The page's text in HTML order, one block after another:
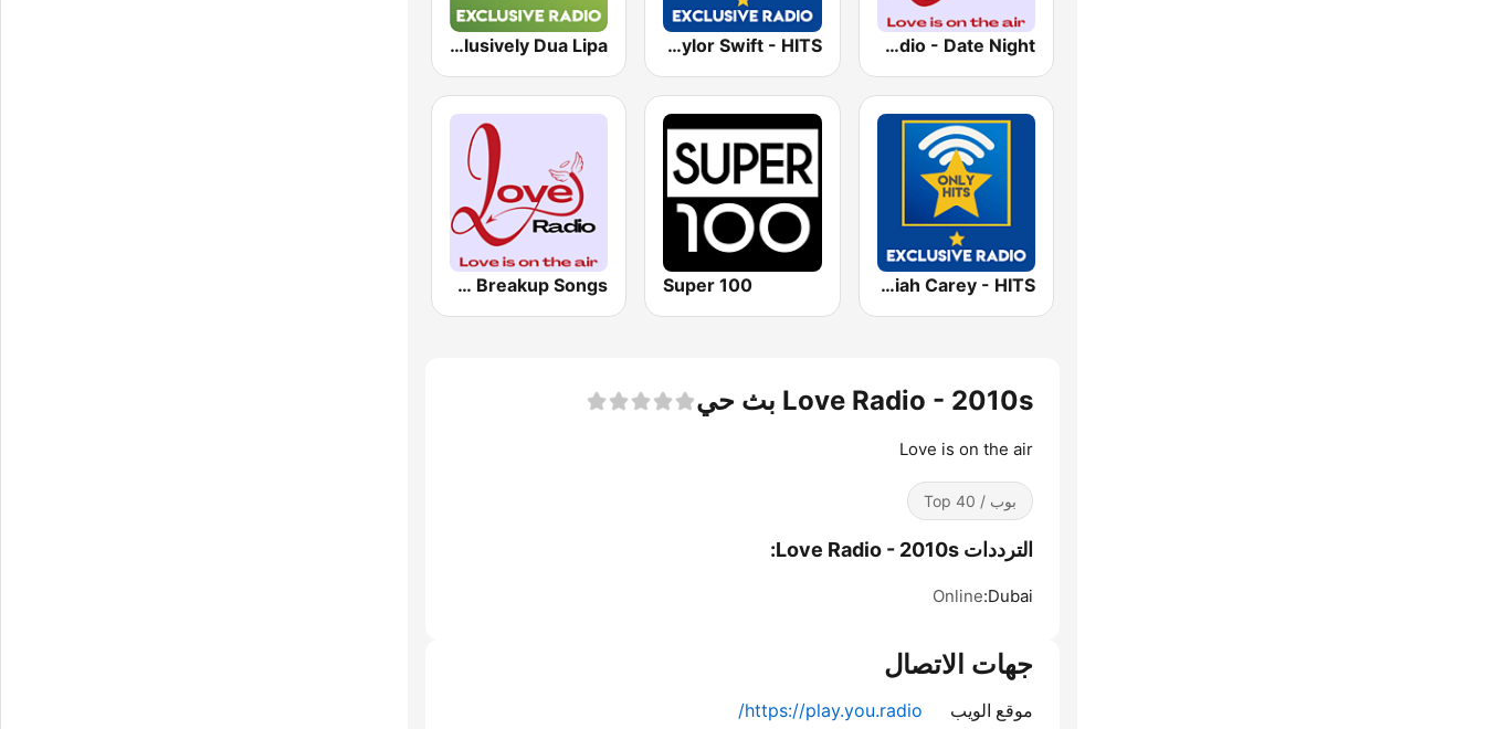
Love Radio - Date Night
Exclusively Taylor Swift - HITS
Exclusively Dua Lipa
Exclusively Mariah Carey - HITS
Super 100
Love Radio - Breakup Songs
Love Radio - 2010s بث حي
Love is on the air
بوب / Top 40
الترددات Love Radio - 2010s:
Dubai:
Online
جهات الاتصال
موقع الويب https://play.you.radio/